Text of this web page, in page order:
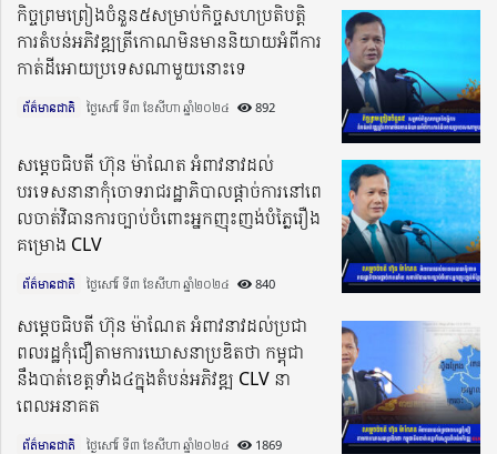
កិច្ចព្រមព្រៀងចំនួន៥សម្រាប់កិច្ចសហប្រតិបត្តិ
ការតំបន់អភិវឌ្ឍត្រីកោណមិនមាននិយាយអំពីការ
កាត់ដីអោយប្រទេសណាមួយនោះទេ
ព័ត៌មានជាតិ ថ្ងៃសៅរ៍ ទី៣ ខែសីហា ឆ្នាំ២០២៤​ 892
សម្តេចធិបតី ហ៊ុន ម៉ាណែត អំពាវនាវដល់
បរទេសនានាកុំចោទរាជរដ្ឋាភិបាលផ្តាច់ការនៅពេ
លចាត់វិធានការច្បាប់ចំពោះអ្នកញុះញង់បំភ្លៃរឿង
គម្រោង CLV
ព័ត៌មានជាតិ ថ្ងៃសៅរ៍ ទី៣ ខែសីហា ឆ្នាំ២០២៤​ 840
សម្តេចធិបតី ហ៊ុន ម៉ាណែត អំពាវនាវដល់ប្រជា
ពលរដ្ឋកុំជឿតាមការឃោសនាប្រឌិតថា កម្ពុជា
នឹងបាត់ខេត្តទាំង៤ក្នុងតំបន់អភិវឌ្ឍ CLV នា
ពេលអនាគត
ព័ត៌មានជាតិ ថ្ងៃសៅរ៍ ទី៣ ខែសីហា ឆ្នាំ២០២៤​ 1869